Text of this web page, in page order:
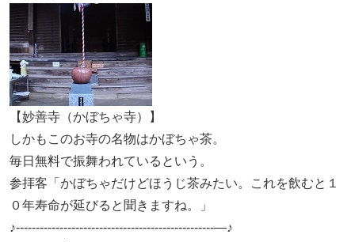
【妙善寺（かぼちゃ寺）】
しかもこのお寺の名物はかぼちゃ茶。
毎日無料で振舞われているという。
参拝客「かぼちゃだけどほうじ茶みたい。これを飲むと１
０年寿命が延びると聞きますね。」
♪--------------------------------------------------—♪